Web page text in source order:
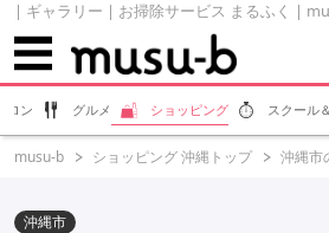
| ギャラリー | お掃除サービス まるふく |
ロン グルメ ショッピング スクール
musu-b ショッピング 沖縄トップ 沖縄市
沖縄市